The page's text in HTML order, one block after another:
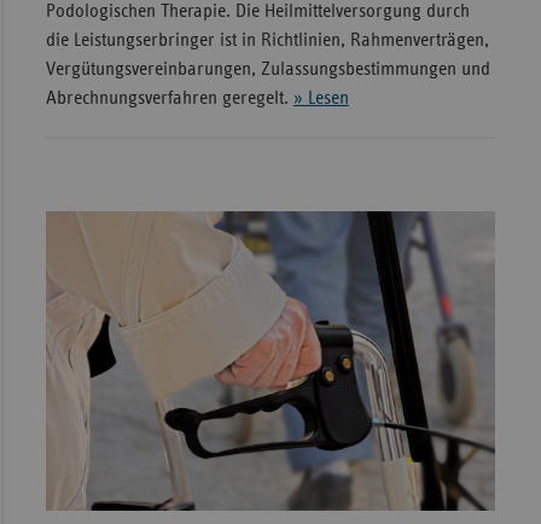
Podologischen Therapie. Die Heilmittelversorgung durch
die Leistungserbringer ist in Richtlinien, Rahmenverträgen,
Vergütungsvereinbarungen, Zulassungsbestimmungen und
Abrechnungsverfahren geregelt. » Lesen